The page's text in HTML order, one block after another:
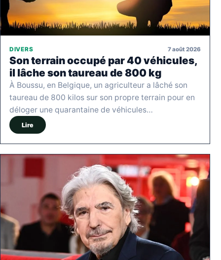
DIVERS 7 août 2026
Son terrain occupé par 40 véhicules,
il lâche son taureau de 800 kg
À Boussu, en Belgique, un agriculteur a lâché son
taureau de 800 kilos sur son propre terrain pour en
déloger une quarantaine de véhicules…
Lire